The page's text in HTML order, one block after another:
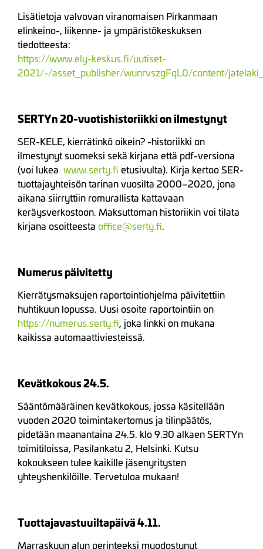
Lisätietoja valvovan viranomaisen Pirkanmaan
elinkeino-, liikenne- ja ympäristökeskuksen
tiedotteesta:
https://www.ely-keskus.fi/uutiset-
2021/-/asset_publisher/wunrvszgFqL0/content/
SERTYn 20-vuotishistoriikki on ilmestynyt
SER-KELE, kierrätinkö oikein? -historiikki on
ilmestynyt suomeksi sekä kirjana että pdf-versiona
(voi lukea www.serty.fi etusivulta). Kirja kertoo SER-
tuottajayhteisön tarinan vuosilta 2000–2020, jona
aikana siirryttiin romurallista kattavaan
keräysverkostoon. Maksuttoman historiikin voi tilata
kirjana osoitteesta office@serty.fi.
Numerus päivitetty
Kierrätysmaksujen raportointiohjelma päivitettiin
huhtikuun lopussa. Uusi osoite raportointiin on
https://numerus.serty.fi, joka linkki on mukana
kaikissa automaattiviesteissä.
Kevätkokous 24.5.
Sääntömääräinen kevätkokous, jossa käsitellään
vuoden 2020 toimintakertomus ja tilinpäätös,
pidetään maanantaina 24.5. klo 9.30 alkaen SERTYn
toimitiloissa, Pasilankatu 2, Helsinki. Kutsu
kokoukseen tulee kaikille jäsenyritysten
yhteyshenkilöille. Tervetuloa mukaan!
Tuottajavastuuiltapäivä 4.11.
Marraskuun alun perinteeksi muodostunut